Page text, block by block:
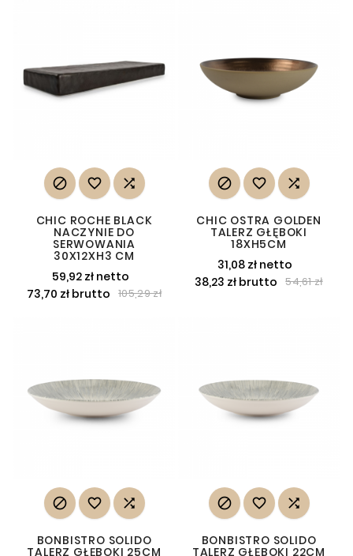
  
CHIC ROCHE BLACK
NACZYNIE DO
SERWOWANIA
30X12XH3 CM
59,92 zł netto
73,70 zł brutto 105,29 zł
  
CHIC OSTRA GOLDEN
TALERZ GŁĘBOKI
18XH5CM
31,08 zł netto
38,23 zł brutto 54,61 zł
  
BONBISTRO SOLIDO
TALERZ GŁĘBOKI 25CM
  
BONBISTRO SOLIDO
TALERZ GŁĘBOKI 22CM